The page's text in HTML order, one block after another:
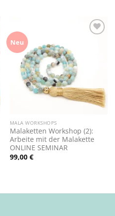
Neu
hinzufügen
MALA WORKSHOPS
Malaketten Workshop (2):
Arbeite mit der Malakette
ONLINE SEMINAR
99,00 €